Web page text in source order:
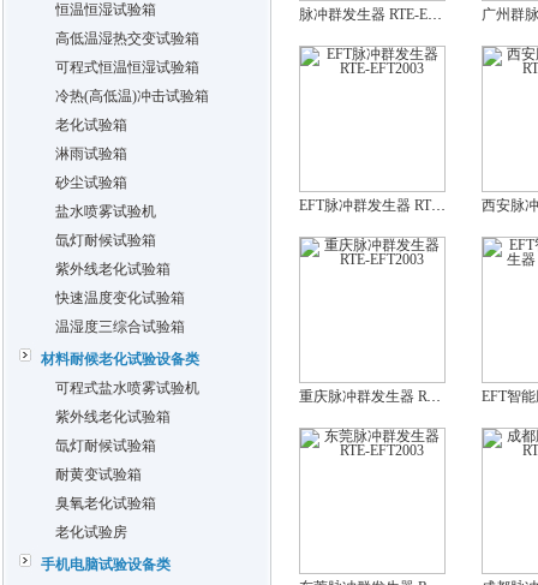
脉冲群发生器 RTE-EFT2003
EFT脉冲群发生器 RTE-EFT2003
重庆脉冲群发生器 RTE-EFT2003
恒温恒湿试验箱
高低温湿热交变试验箱
可程式恒温恒湿试验箱
冷热(高低温)冲击试验箱
老化试验箱
淋雨试验箱
砂尘试验箱
盐水喷雾试验机
氙灯耐候试验箱
紫外线老化试验箱
快速温度变化试验箱
温湿度三综合试验箱
材料耐候老化试验设备类
可程式盐水喷雾试验机
紫外线老化试验箱
氙灯耐候试验箱
耐黄变试验箱
臭氧老化试验箱
老化试验房
手机电脑试验设备类